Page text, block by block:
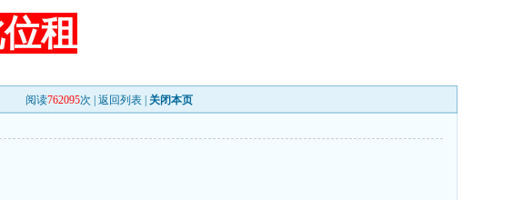
租
阅读762095次 | 返回列表 关闭本页